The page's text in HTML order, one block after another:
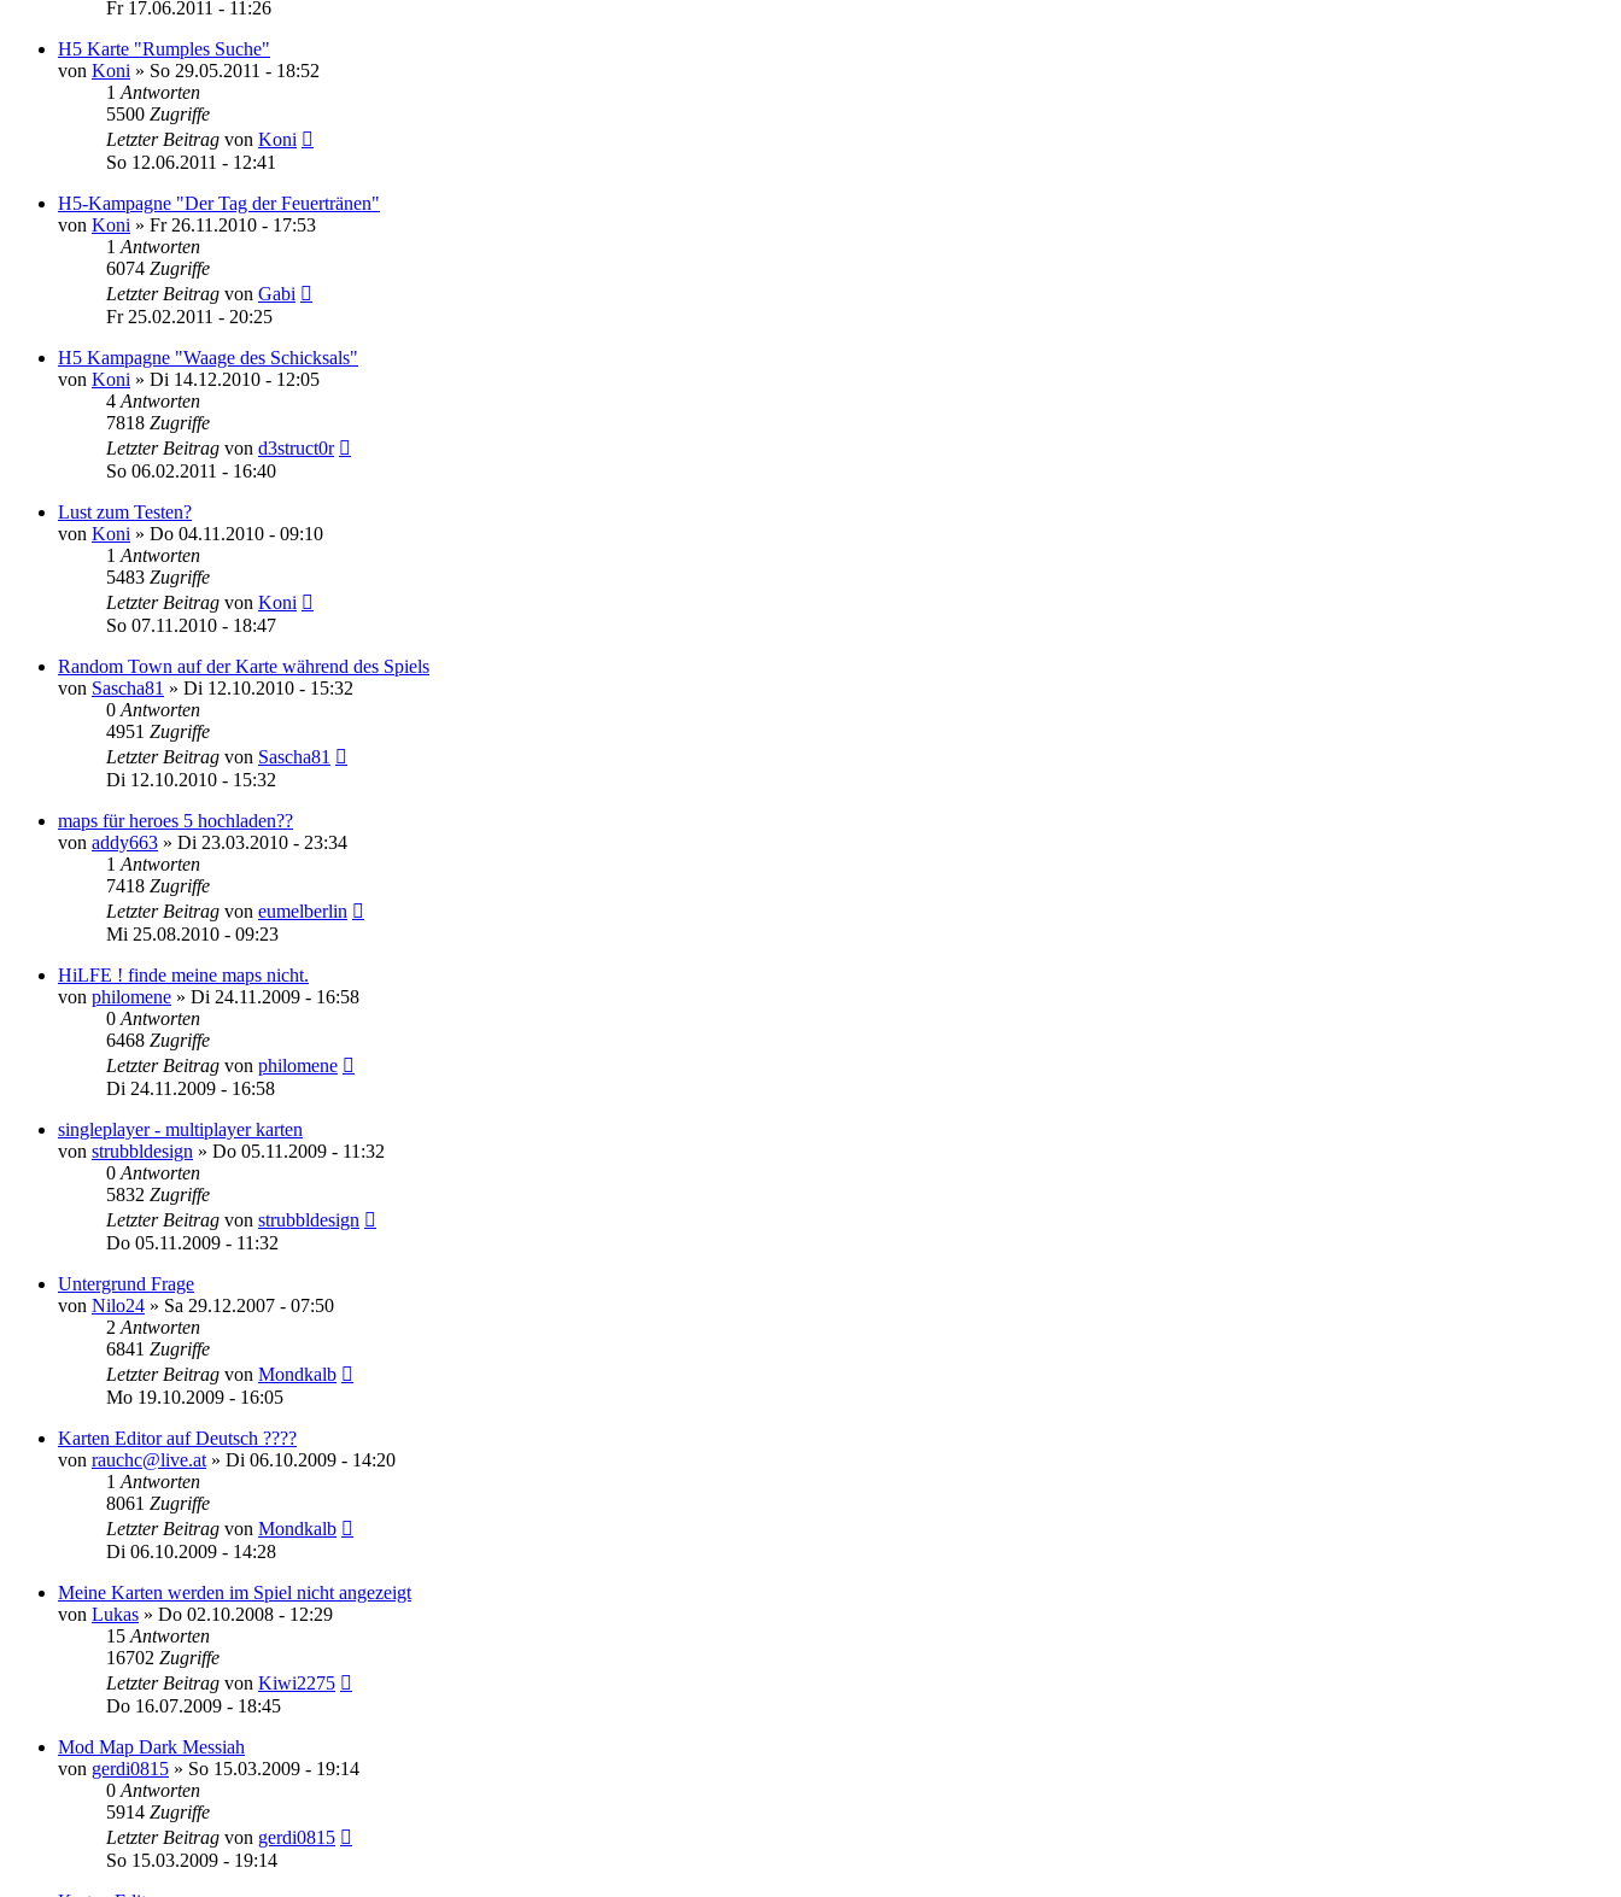
Fr 17.06.2011 - 11:26
H5 Karte "Rumples Suche"
von Koni » So 29.05.2011 - 18:52
1 Antworten
5500 Zugriffe
Letzter Beitrag von Koni
So 12.06.2011 - 12:41
H5-Kampagne "Der Tag der Feuertränen"
von Koni » Fr 26.11.2010 - 17:53
1 Antworten
6074 Zugriffe
Letzter Beitrag von Gabi
Fr 25.02.2011 - 20:25
H5 Kampagne "Waage des Schicksals"
von Koni » Di 14.12.2010 - 12:05
4 Antworten
7818 Zugriffe
Letzter Beitrag von d3struct0r
So 06.02.2011 - 16:40
Lust zum Testen?
von Koni » Do 04.11.2010 - 09:10
1 Antworten
5483 Zugriffe
Letzter Beitrag von Koni
So 07.11.2010 - 18:47
Random Town auf der Karte während des Spiels
von Sascha81 » Di 12.10.2010 - 15:32
0 Antworten
4951 Zugriffe
Letzter Beitrag von Sascha81
Di 12.10.2010 - 15:32
maps für heroes 5 hochladen??
von addy663 » Di 23.03.2010 - 23:34
1 Antworten
7418 Zugriffe
Letzter Beitrag von eumelberlin
Mi 25.08.2010 - 09:23
HiLFE ! finde meine maps nicht.
von philomene » Di 24.11.2009 - 16:58
0 Antworten
6468 Zugriffe
Letzter Beitrag von philomene
Di 24.11.2009 - 16:58
singleplayer - multiplayer karten
von strubbldesign » Do 05.11.2009 - 11:32
0 Antworten
5832 Zugriffe
Letzter Beitrag von strubbldesign
Do 05.11.2009 - 11:32
Untergrund Frage
von Nilo24 » Sa 29.12.2007 - 07:50
2 Antworten
6841 Zugriffe
Letzter Beitrag von Mondkalb
Mo 19.10.2009 - 16:05
Karten Editor auf Deutsch ????
von rauchc@live.at » Di 06.10.2009 - 14:20
1 Antworten
8061 Zugriffe
Letzter Beitrag von Mondkalb
Di 06.10.2009 - 14:28
Meine Karten werden im Spiel nicht angezeigt
von Lukas » Do 02.10.2008 - 12:29
15 Antworten
16702 Zugriffe
Letzter Beitrag von Kiwi2275
Do 16.07.2009 - 18:45
Mod Map Dark Messiah
von gerdi0815 » So 15.03.2009 - 19:14
0 Antworten
5914 Zugriffe
Letzter Beitrag von gerdi0815
So 15.03.2009 - 19:14